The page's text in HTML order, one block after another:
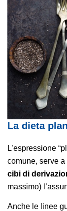
La dieta
L’espressione
comune, serve
cibi di
massimo)
Anche le linee